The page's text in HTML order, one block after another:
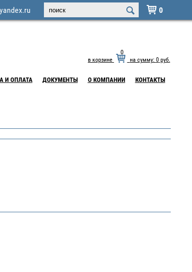
 0
в корзине
0
на сумму: 0руб.
И ОПЛАТА ДОКУМЕНТЫ О КОМПАНИИ КОНТАКТЫ